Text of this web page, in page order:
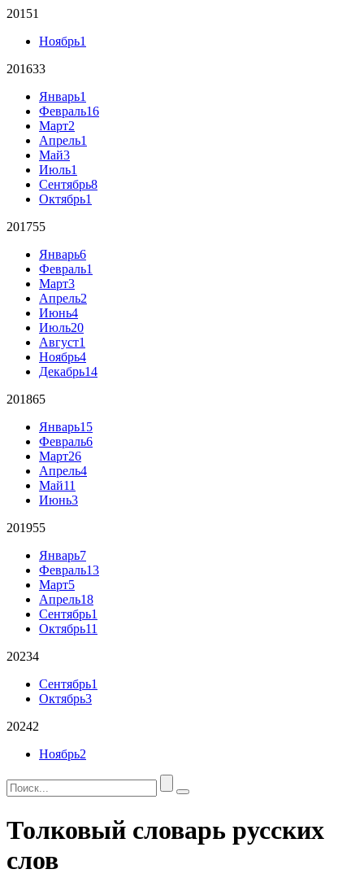
20151
Ноябрь1
201633
Январь1
Февраль16
Март2
Апрель1
Май3
Июль1
Сентябрь8
Октябрь1
201755
Январь6
Февраль1
Март3
Апрель2
Июнь4
Июль20
Август1
Ноябрь4
Декабрь14
201865
Январь15
Февраль6
Март26
Апрель4
Май11
Июнь3
201955
Январь7
Февраль13
Март5
Апрель18
Сентябрь1
Октябрь11
20234
Сентябрь1
Октябрь3
20242
Ноябрь2
Толковый словарь русских
слов